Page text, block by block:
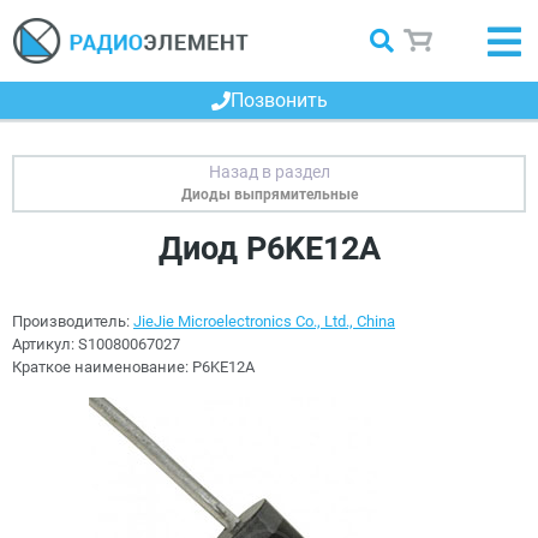
Позвонить
Диоды выпрямительные
Диод P6KE12A
Производитель: JieJie Microelectronics Co., Ltd., China
Артикул: S10080067027
Краткое наименование: P6KE12A